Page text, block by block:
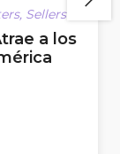
, Sellers
a los